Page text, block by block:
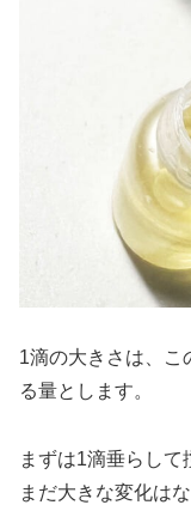
1滴の大きさは、こ
る量とします。
まずは1滴垂らして
まだ大きな変化は